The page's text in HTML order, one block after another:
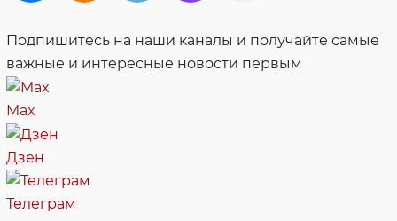
Подпишитесь на наши каналы и получайте самые
важные и интересные новости первым
Max
Дзен
Телеграм